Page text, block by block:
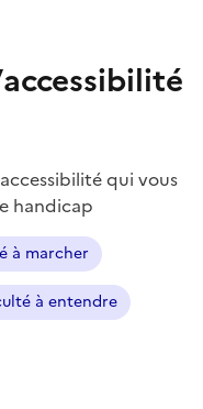
qui vous
handicap
à marcher
à entendre